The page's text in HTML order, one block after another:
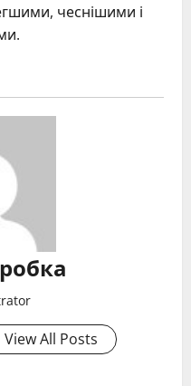
чеснішими і
View All Posts